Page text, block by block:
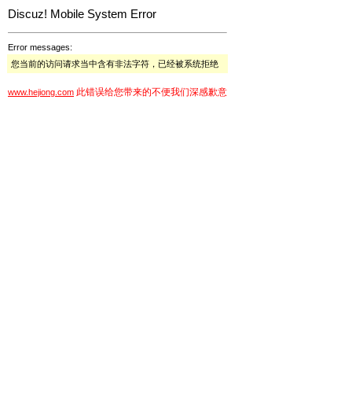
Discuz! Mobile System Error
Error messages:
您当前的访问请求当中含有非法字符，已经被系统拒绝
www.hejiong.com 此错误给您带来的不便我们深感歉意